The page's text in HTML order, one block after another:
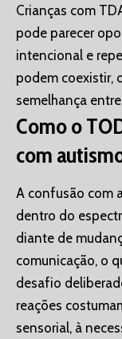
Crianças com
pode parecer
intencional e
podem coexistir,
semelhança
Como o
com
A confusão com
dentro do
diante de
comunicação, o
desafio
reações
sensorial, à